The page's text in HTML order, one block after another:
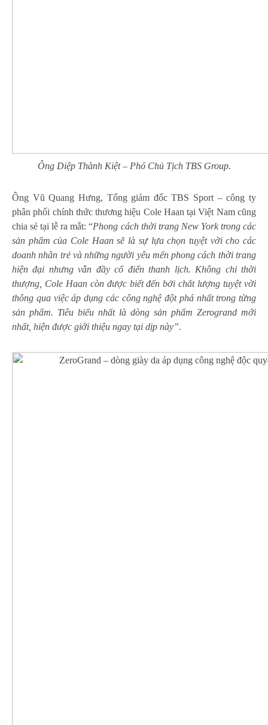
Ông Diệp Thành Kiệt – Phó Chủ Tịch TBS Group.
Ông Vũ Quang Hưng, Tổng giám đốc TBS Sport – công ty
phân phối chính thức thương hiệu Cole Haan tại Việt Nam cũng
chia sẻ tại lễ ra mắt: “Phong cách thời trang New York trong các
sản phẩm của Cole Haan sẽ là sự lựa chọn tuyệt vời cho các
doanh nhân trẻ và những người yêu mến phong cách thời trang
hiện đại nhưng vẫn đầy cổ điển thanh lịch. Không chỉ thời
thượng, Cole Haan còn được biết đến bởi chất lượng tuyệt vời
thông qua việcáp dụng các công nghệ đột phá nhất trong từng
sản phẩm. Tiêu biểu nhất là dòng sản phẩm Zerogrand mới
nhất, hiện được giới thiệu ngay tại dịp này”.